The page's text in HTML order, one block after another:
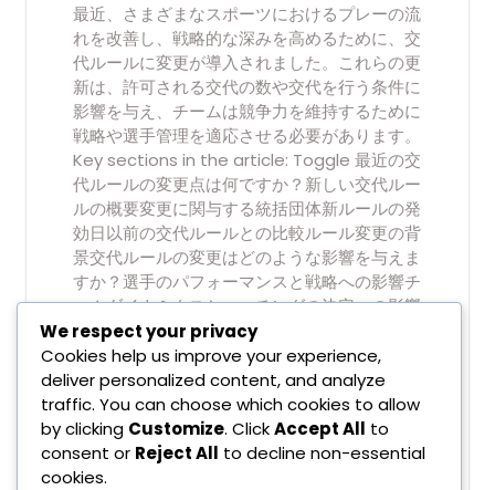
最近、さまざまなスポーツにおけるプレーの流
れを改善し、戦略的な深みを高めるために、交
代ルールに変更が導入されました。これらの更
新は、許可される交代の数や交代を行う条件に
影響を与え、チームは競争力を維持するために
戦略や選手管理を適応させる必要があります。
Key sections in the article: Toggle 最近の交
代ルールの変更点は何ですか？新しい交代ルー
ルの概要変更に関与する統括団体新ルールの発
効日以前の交代ルールとの比較ルール変更の背
景交代ルールの変更はどのような影響を与えま
すか？選手のパフォーマンスと戦略への影響チ
ームダイナミクスとコーチングの決定への影響
法的およびコンプライアンスの考慮事項変更に
伴う潜在的なリスクチームは新しい交代ルール
にどのように戦略を適応させることができます
か？新ルールを活用するためのベストプラクテ
ィスチームの戦術的調整選手のトレーニングに
関する考慮事項成功した適応のケーススタディ
交代戦略を管理するための代替手段は何です
We respect your privacy
Cookies help us improve your experience,
deliver personalized content, and analyze
traffic. You can choose which cookies to allow
by clicking Customize. ClickAccept All to
consent or Reject All to decline non-essential
cookies.